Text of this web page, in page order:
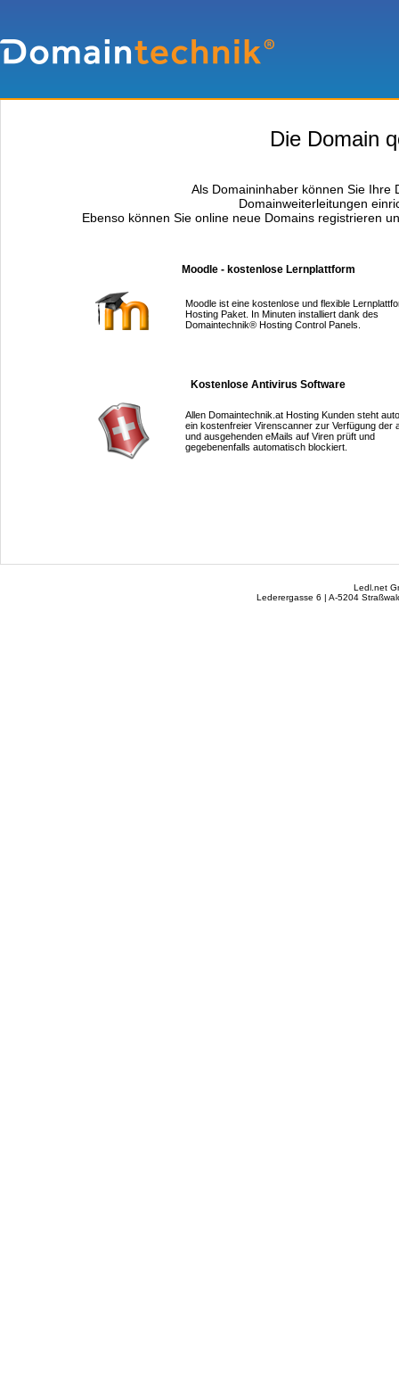
Die Domain
Als Domaininhaber können Sie Ihre
Domainweiterleitungen
Ebenso können Sie online neue Domains registrieren
Moodle - kostenlose Lernplattform
Moodle ist eine kostenlose und flexible
Hosting Paket. In Minuten installiert dank des
Domaintechnik® Hosting Control Panels.
Kostenlose Antivirus Software
Allen Domaintechnik.at Hosting Kunden steht
ein kostenfreier Virenscanner zur Verfügung der
und ausgehenden eMails auf Viren prüft und
gegebenenfalls automatisch blockiert.
Ledl.net
Lederergasse 6 | A-5204